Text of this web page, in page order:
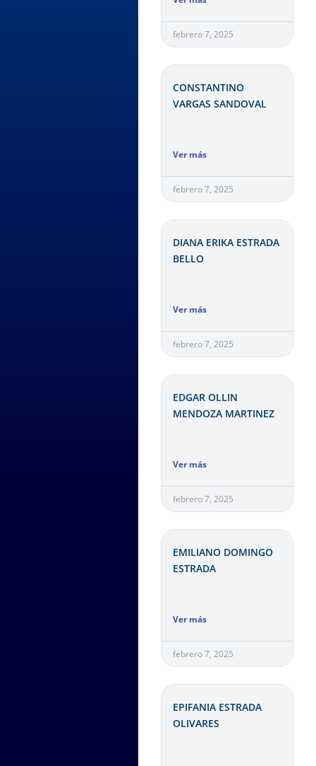
febrero 7, 2025
CONSTANTINO
VARGAS SANDOVAL
Ver más
febrero 7, 2025
DIANA ERIKA ESTRADA
BELLO
Ver más
febrero 7, 2025
EDGAR OLLIN
MENDOZA MARTINEZ
Ver más
febrero 7, 2025
EMILIANO DOMINGO
ESTRADA
Ver más
febrero 7, 2025
EPIFANIA ESTRADA
OLIVARES